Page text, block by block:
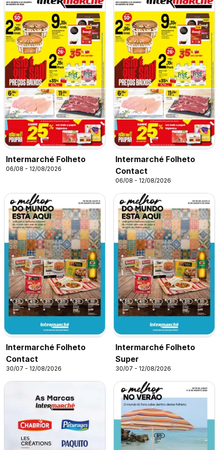
Intermarché Folheto
06/08 - 12/08/2026
Intermarché Folheto
Contact
06/08 - 12/08/2026
Intermarché Folheto
Contact
30/07 - 12/08/2026
Intermarché Folheto
Super
30/07 - 12/08/2026